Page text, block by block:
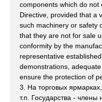
components which do
Directive, provided that a
such machinery or safety
that they are not for sale
conformity by the
representative
demonstrations,
ensure the protection of
3. На торговых
т.п. Государства - члены